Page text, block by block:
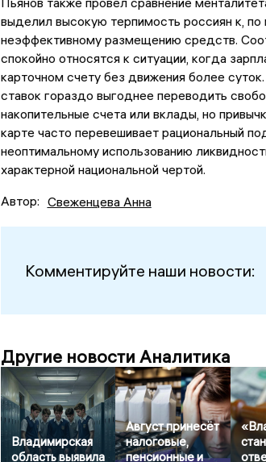
выделил высокую терпимость россиян к,
неэффективному размещению средств.
спокойно относятся к ситуации, когда
карточном счету без движения более
ставок гораздо выгоднее переводить
накопительные счета или вклады, но
карте часто перевешивает рациональный
неоптимальному использованию
характерной национальной чертой.
Автор: Свеженцева Анна
Комментируйте наши новости:
Другие новости Аналитика
Владимирская
область выявила
Август принесёт
налоговые,
пенсионные и